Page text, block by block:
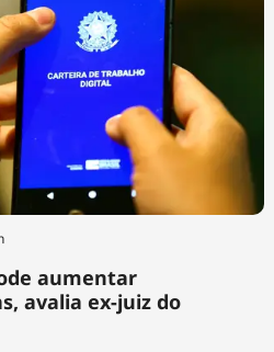
aumentar
avalia ex-juiz do